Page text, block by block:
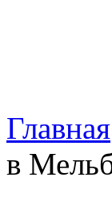
Главная
в